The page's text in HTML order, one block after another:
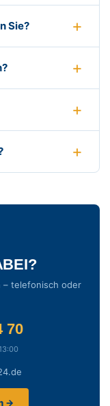
Sie?
– telefonisch oder
70
→